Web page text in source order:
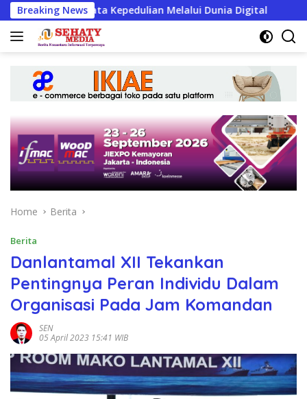
Skip
to
content
Breaking News
Nyata Kepedulian Melalui Dunia Digital IARMI
Home Berita
Berita
Danlantamal XII Tekankan
Pentingnya Peran Individu Dalam
Organisasi Pada Jam Komandan
SEN
05 April 2023 15:41 WIB